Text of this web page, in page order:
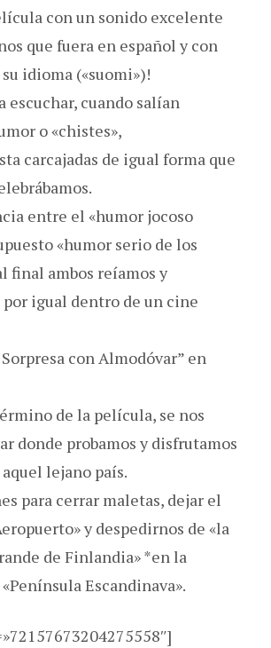
con un sonido excelente
que fuera en español y con
idioma («suomi»)!
escuchar, cuando salían
o «chistes»,
carcajadas de igual forma que
entre el «humor jocoso
«humor serio de los
final ambos reíamos y
por igual dentro de un cine
con Almodóvar” en
de la película, se nos
donde probamos y disfrutamos
lejano país.
para cerrar maletas, dejar el
y despedirnos de «la
de Finlandia» *en la
Escandinava».